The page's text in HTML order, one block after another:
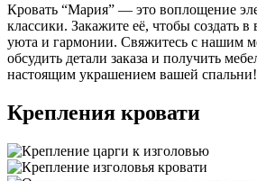
Кровать “Мария” — это воплощение
классики. Закажите её, чтобы создать
уюта и гармонии. Свяжитесь с нашим
обсудить детали заказа и получить
настоящим украшением вашей спальни!
Крепления кровати